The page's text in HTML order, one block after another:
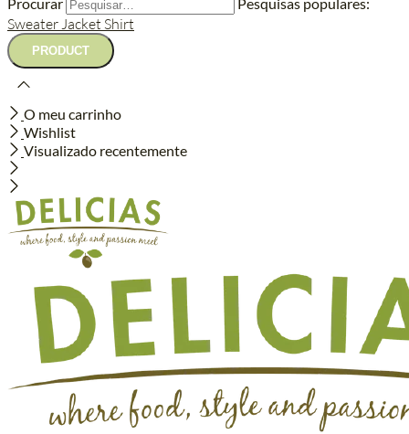
Procurar Pesquisas populares:
SweaterJacket Shirt
O meu carrinho
Wishlist
Visualizado recentemente